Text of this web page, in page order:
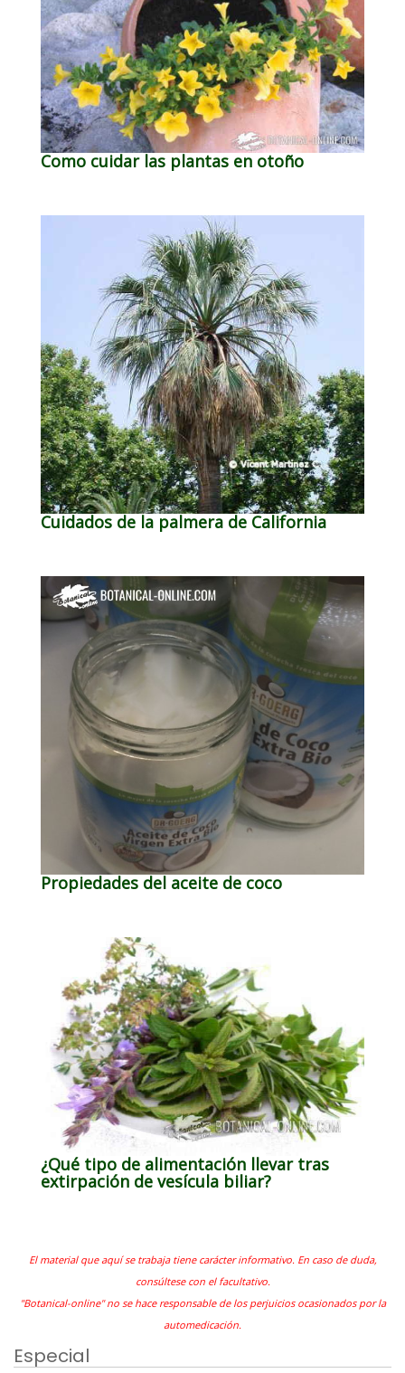
Como cuidar las plantas en otoño
Cuidados de la palmera de California
Propiedades del aceite de coco
¿Qué tipo de alimentación llevar tras
extirpación de vesícula biliar?
El material que aquí se trabaja tiene carácter informativo. En caso de duda,
consúltese con el facultativo.
"Botanical-online" no se hace responsable de los perjuicios ocasionados por la
automedicación.
Especial